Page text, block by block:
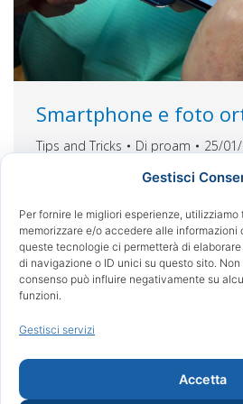
Gestisci
Per fornire le migliori esperienze,
memorizzare e/o accedere alle informazioni
queste tecnologie ci permetterà di
di navigazione o ID unici su questo sito.
consenso può influire negativamente su
funzioni.
Gestisci servizi
Accetta
Smartphone e foto
Tips and Tricks Di proam 25/
Una soluzione semplice per
smartphone. Sicuramente
buone fotografie con lo
oportunita per chi non ha
macchine fotografiche
rinunciare a documentare i
Flash risulta essere la